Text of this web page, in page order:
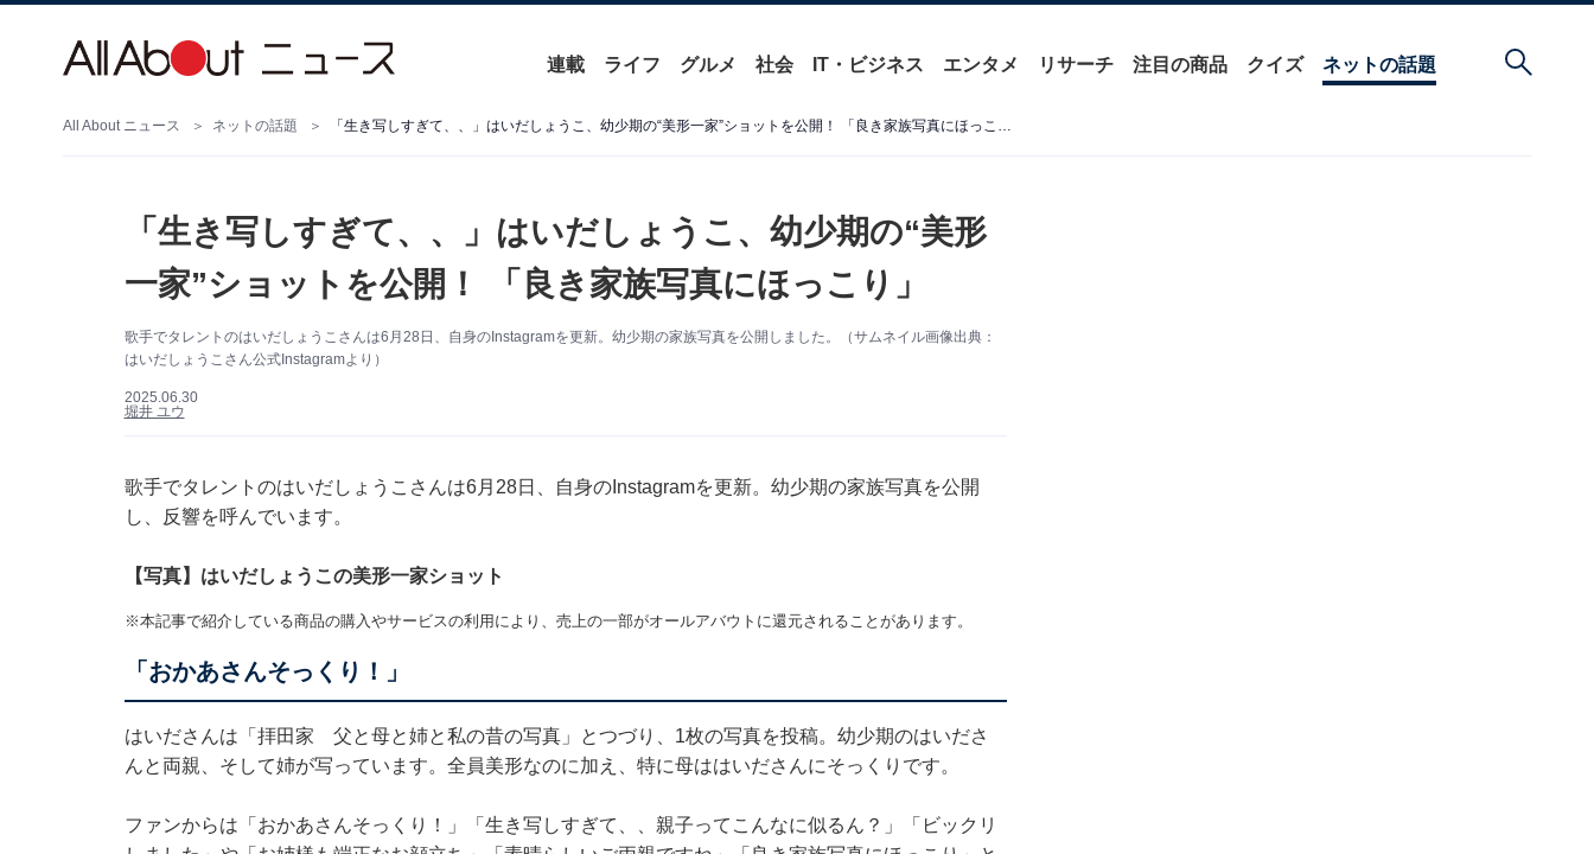
連載 ライフ グルメ 社会 IT・ビジネス エンタメ リサーチ 注目の商品 クイズ ネットの話題
All About ニュース ネットの話題 「生き写しすぎて、、」はいだしょうこ、幼少期の“美形一家”ショットを公開！ 「良き家族写真にほっこり」
「生き写しすぎて、、」はいだしょうこ、幼少期の“美形
一家”ショットを公開！ 「良き家族写真にほっこり」
歌手でタレントのはいだしょうこさんは6月28日、自身のInstagramを更新。幼少期の家族写真を公開しました。（サムネイル画像出典：
はいだしょうこさん公式Instagramより）
2025.06.30
堀井 ユウ
歌手でタレントのはいだしょうこさんは6月28日、自身のInstagramを更新。幼少期の家族写真を公開
し、反響を呼んでいます。
【写真】はいだしょうこの美形一家ショット
※本記事で紹介している商品の購入やサービスの利用により、売上の一部がオールアバウトに還元されることがあります。
「おかあさんそっくり！」
はいださんは「拝田家 父と母と姉と私の昔の写真」とつづり、1枚の写真を投稿。幼少期のはいださ
んと両親、そして姉が写っています。全員美形なのに加え、特に母ははいださんにそっくりです。
ファンからは「おかあさんそっくり！」「生き写しすぎて、、親子ってこんなに似るん？」「ビックリ